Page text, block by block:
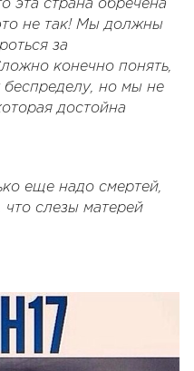
эта страна обречена
не так! Мы должны
за
конечно понять,
беспределу, но мы не
достойна
еще надо смертей,
слезы матерей